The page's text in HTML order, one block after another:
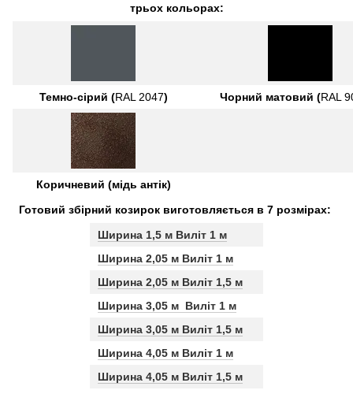
трьох кольорах:
Темно-сірий (RAL 2047) Чорний матовий (RAL
Коричневий (мідь антік)
Готовий збірний козирок виготовляється в 7 розмірах:
Ширина 1,5 м Виліт 1 м
Ширина 2,05 м Виліт 1 м
Ширина 2,05 м Виліт 1,5 м
Ширина 3,05 м Виліт 1 м
Ширина 3,05 м Виліт 1,5 м
Ширина 4,05 м Виліт 1 м
Ширина 4,05 м Виліт 1,5 м